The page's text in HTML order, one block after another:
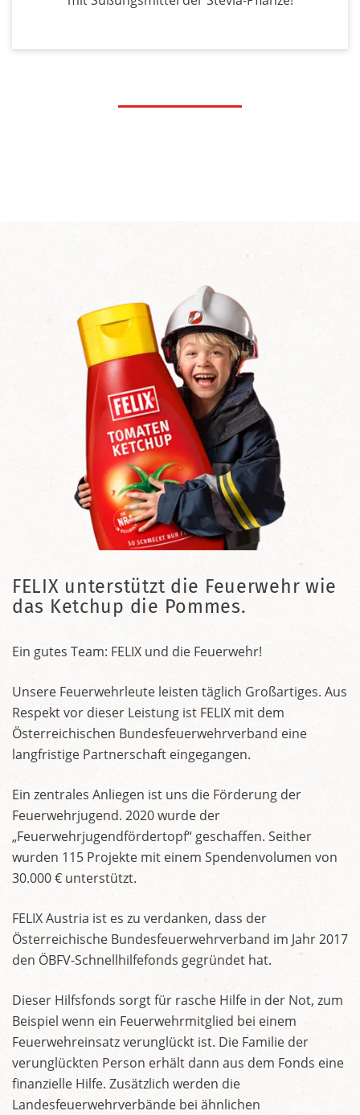
FELIX unterstützt die Feuerwehr wie
das Ketchup die Pommes.
Ein gutes Team: FELIX und die Feuerwehr!
Unsere Feuerwehrleute leisten täglich Großartiges. Aus
Respekt vor dieser Leistung ist FELIX mit dem
Österreichischen Bundesfeuerwehrverband eine
langfristige Partnerschaft eingegangen.
Ein zentrales Anliegen ist uns die Förderung der
Feuerwehrjugend. 2020 wurde der
„Feuerwehrjugendfördertopf“ geschaffen. Seither
wurden 115 Projekte mit einem Spendenvolumen von
30.000 € unterstützt.
FELIX Austria ist es zu verdanken, dass der
Österreichische Bundesfeuerwehrverband im Jahr 2017
den ÖBFV-Schnellhilfefonds gegründet hat.
Dieser Hilfsfonds sorgt für rasche Hilfe in der Not, zum
Beispiel wenn ein Feuerwehrmitglied bei einem
Feuerwehreinsatz verunglückt ist. Die Familie der
verunglückten Person erhält dann aus dem Fonds eine
finanzielle Hilfe. Zusätzlich werden die
Landesfeuerwehrverbände bei ähnlichen